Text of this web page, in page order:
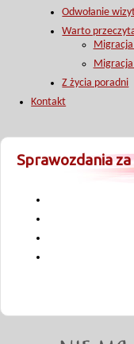
Odwołanie
Warto
Z życia poradni
Kontakt
Sprawozdania